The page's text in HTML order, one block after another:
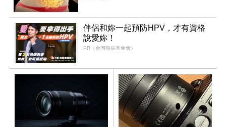
伴侶和妳一起預防HPV，才有資格
說愛妳！
PR（台灣癌症基金會）